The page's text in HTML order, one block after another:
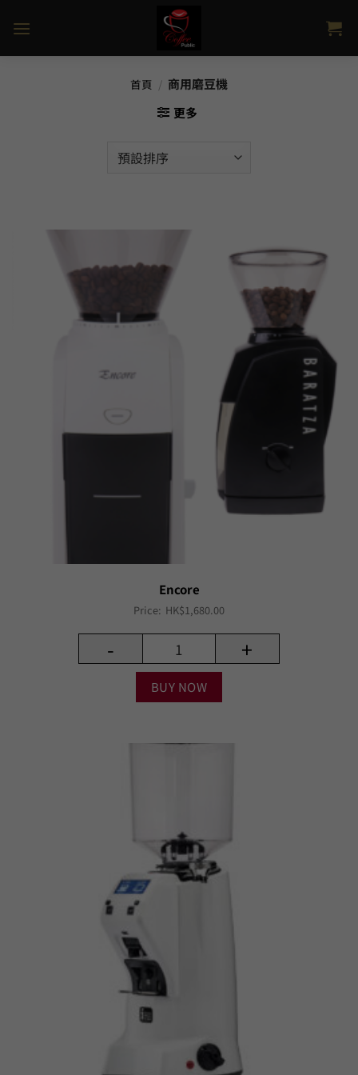
首頁 / 商用磨豆機
更多
Encore
Price: HK$1,680.00
- +
BUY NOW